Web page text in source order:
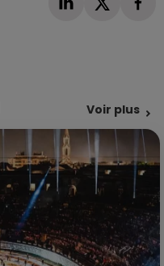
Voir plus